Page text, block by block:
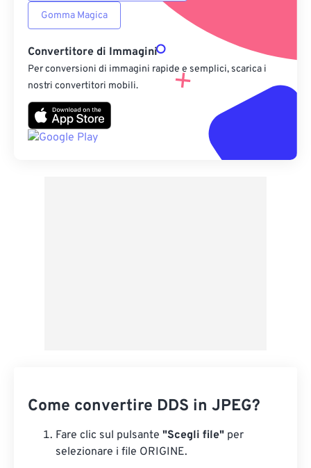
Gomma Magica
Convertitore di Immagini
Per conversioni di immagini rapide e semplici, scarica i
nostri convertitori mobili.
Come convertire DDS in JPEG?
Fare clic sul pulsante "Scegli file" per
selezionare i file ORIGINE.